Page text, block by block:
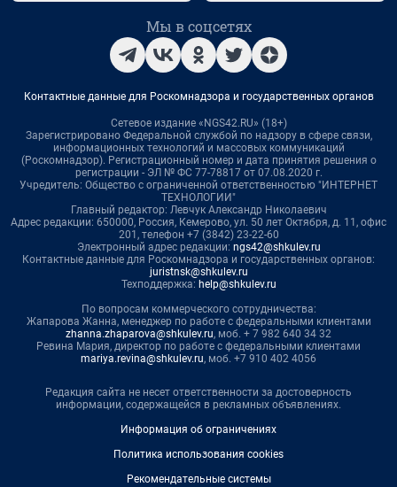
Мы в соцсетях
Контактные данные для Роскомнадзора и государственных органов
Сетевое издание «NGS42.RU» (18+)
Зарегистрировано Федеральной службой по надзору в сфере связи,
информационных технологий и массовых коммуникаций
(Роскомнадзор). Регистрационный номер и дата принятия решения о
регистрации - ЭЛ № ФС 77-78817 от 07.08.2020 г.
Учредитель: Общество с ограниченной ответственностью "ИНТЕРНЕТ
ТЕХНОЛОГИИ"
Главный редактор: Левчук Александр Николаевич
Адрес редакции: 650000, Россия, Кемерово, ул. 50 лет Октября, д. 11, офис
201, телефон +7 (3842) 23-22-60
Электронный адрес редакции: ngs42@shkulev.ru
Контактные данные для Роскомнадзора и государственных органов:
juristnsk@shkulev.ru
Техподдержка: help@shkulev.ru
По вопросам коммерческого сотрудничества:
Жапарова Жанна, менеджер по работе с федеральными клиентами
zhanna.zhaparova@shkulev.ru, моб. + 7 982 640 34 32
Ревина Мария, директор по работе с федеральными клиентами
mariya.revina@shkulev.ru, моб. +7 910 402 4056
Редакция сайта не несет ответственности за достоверность
информации, содержащейся в рекламных объявлениях.
Информация об ограничениях
Политика использования cookies
Рекомендательные системы